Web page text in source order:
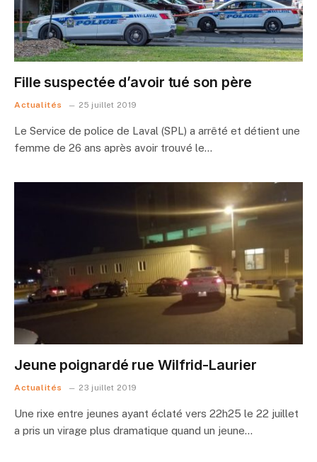
Fille suspectée d’avoir tué son père
Actualités 25 juillet 2019
Le Service de police de Laval (SPL) a arrêté et détient une
femme de 26 ans après avoir trouvé le…
Jeune poignardé rue Wilfrid-Laurier
Actualités 23 juillet 2019
Une rixe entre jeunes ayant éclaté vers 22h25 le 22 juillet
a pris un virage plus dramatique quand un jeune…